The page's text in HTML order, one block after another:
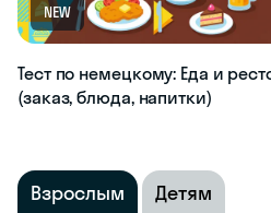
NEW
Тест по немецкому: Еда и
(заказ, блюда, напитки)
Взрослым Детям